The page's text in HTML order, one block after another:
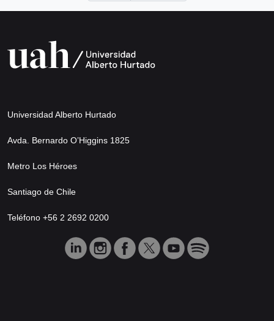
Universidad Alberto Hurtado
Avda. Bernardo O’Higgins 1825
Metro Los Héroes
Santiago de Chile
Teléfono +56 2 2692 0200